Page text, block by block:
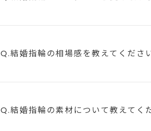
Q.結婚指輪の相場感を教えてくださ
Q.結婚指輪の素材について教えてく